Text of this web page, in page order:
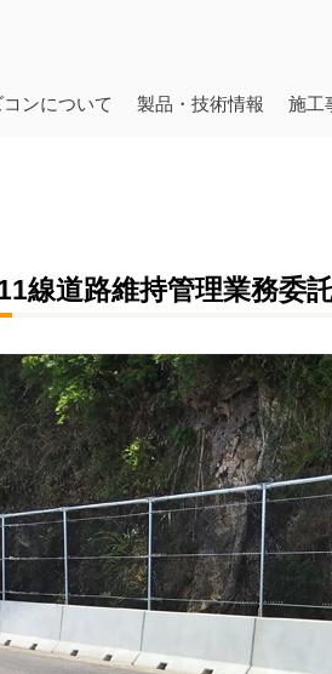
コンについて 製品・技術情報 施工
線道路維持管理業務委